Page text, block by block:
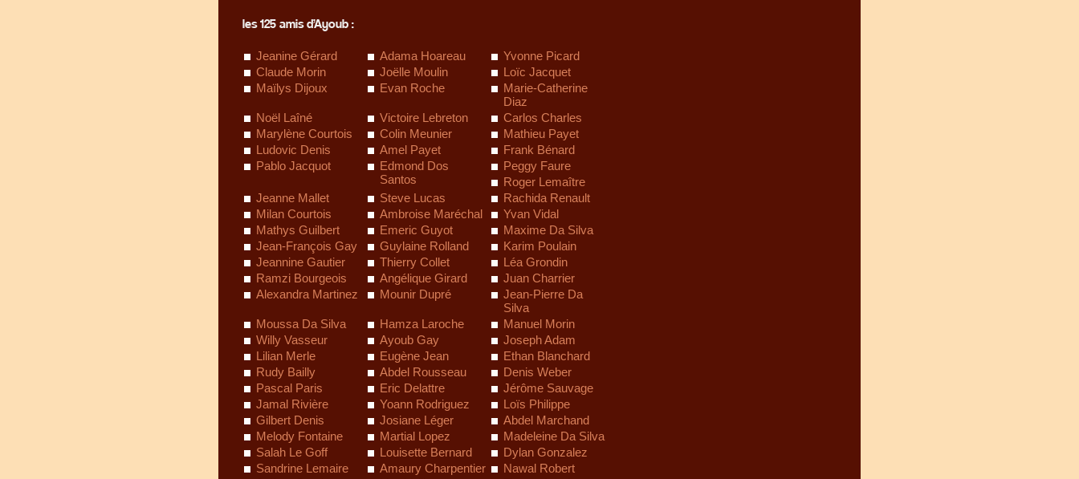
les 125 amis d’Ayoub :
Jeanine Gérard Adama Hoareau
Yvonne Picard
Claude Morin
Joëlle Moulin
Loïc Jacquet
Maïlys Dijoux
Evan Roche
Marie-Catherine
Diaz
Noël Laîné
Victoire Lebreton
Carlos Charles
Marylène Courtois
Colin Meunier
Mathieu Payet
Ludovic Denis
Amel Payet
Frank Bénard
Pablo Jacquot
Edmond Dos
Santos
Peggy Faure
Roger Lemaître
Jeanne Mallet
Steve Lucas
Rachida Renault
Milan Courtois
Ambroise Maréchal
Yvan Vidal
Mathys Guilbert
Emeric Guyot
Maxime Da Silva
Jean-François Gay
Guylaine Rolland
Karim Poulain
Jeannine Gautier
Thierry Collet
Léa Grondin
Ramzi Bourgeois
Angélique Girard
Juan Charrier
Alexandra Martinez
Mounir Dupré
Jean-Pierre Da
Silva
Moussa Da Silva
Hamza Laroche
Manuel Morin
Willy Vasseur
Ayoub Gay
Joseph Adam
Lilian Merle
Eugène Jean
Ethan Blanchard
Rudy Bailly
Abdel Rousseau
Denis Weber
Pascal Paris
Eric Delattre
Jérôme Sauvage
Jamal Rivière
Yoann Rodriguez
Loïs Philippe
Gilbert Denis
Josiane Léger
Abdel Marchand
Melody Fontaine
Martial Lopez
Madeleine Da Silva
Salah Le Goff
Louisette Bernard
Dylan Gonzalez
Sandrine Lemaire
Amaury Charpentier
Nawal Robert